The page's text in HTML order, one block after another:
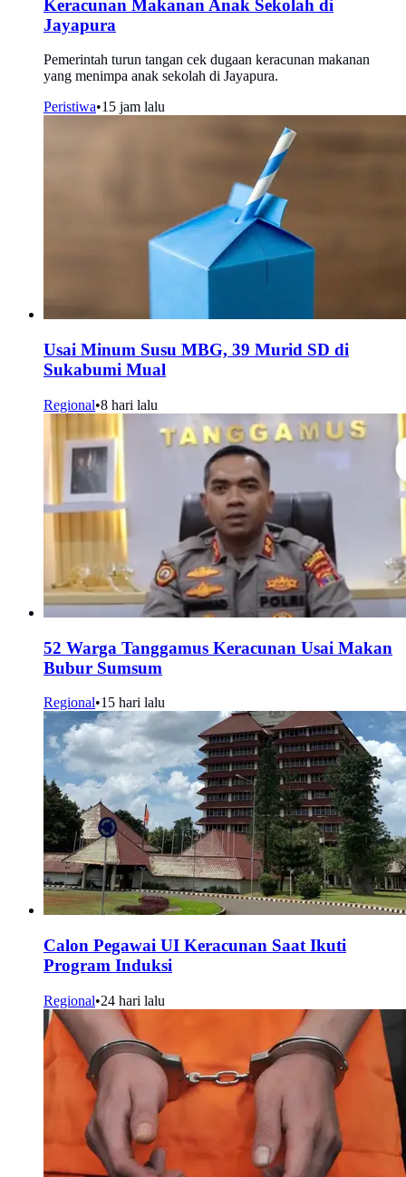
Keracunan Makanan Anak Sekolah di
Jayapura
Pemerintah turun tangan cek dugaan keracunan makanan
yang menimpa anak sekolah di Jayapura.
Peristiwa•15 jam lalu
Usai Minum Susu MBG, 39 Murid SD di
Sukabumi Mual
Regional•8 hari lalu
52 Warga Tanggamus Keracunan Usai Makan
Bubur Sumsum
Regional•15 hari lalu
Calon Pegawai UI Keracunan Saat Ikuti
Program Induksi
Regional•24 hari lalu